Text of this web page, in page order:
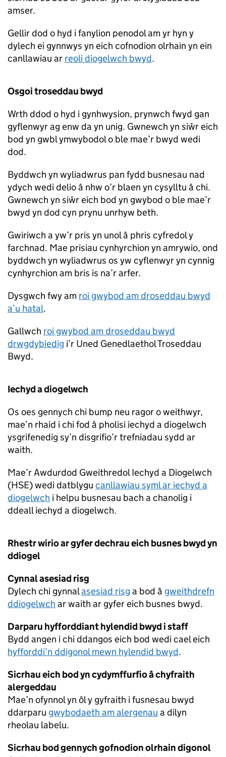
amser.
Gellir dod o hyd i fanylion penodol am yr hyn y
dylech ei gynnwys yn eich cofnodion olrhain yn ein
canllawiau ar reoli diogelwch bwyd.
Osgoi troseddau bwyd
Wrth ddod o hyd i gynhwysion, prynwch fwyd gan
gyflenwyr ag enw da yn unig. Gwnewch yn siŵr eich
bod yn gwbl ymwybodol o ble mae’r bwyd wedi
dod.
Byddwch yn wyliadwrus pan fydd busnesau nad
ydych wedi delio â nhw o’r blaen yn cysylltu â chi.
Gwnewch yn siŵr eich bod yn gwybod o ble mae’r
bwyd yn dod cyn prynu unrhyw beth.
Gwiriwch a yw’r pris yn unol â phris cyfredol y
farchnad. Mae prisiau cynhyrchion yn amrywio, ond
byddwch yn wyliadwrus os yw cyflenwyr yn cynnig
cynhyrchion am bris is na’r arfer.
Dysgwch fwy am roi gwybod am droseddau bwyd
a’u hatal.
Gallwch roi gwybod am droseddau bwyd
drwgdybiedig i’r Uned Genedlaethol Troseddau
Bwyd.
Iechyd a diogelwch
Os oes gennych chi bump neu ragor o weithwyr,
mae’n rhaid i chi fod â pholisi iechyd a diogelwch
ysgrifenedig sy’n disgrifio’r trefniadau sydd ar
waith.
Mae’r Awdurdod Gweithredol Iechyd a Diogelwch
(HSE) wedi datblygu canllawiau syml ar iechyd a
diogelwch i helpu busnesau bach a chanolig i
ddeall iechyd a diogelwch.
Rhestr wirio ar gyfer dechrau eich busnes bwyd yn
ddiogel
Cynnal asesiad risg
Dylech chi gynnalasesiad risg a bod â gweithdrefn
ddiogelwch ar waith ar gyfer eich busnes bwyd.
Darparu hyfforddiant hylendid bwyd i staff
Bydd angen i chi ddangos eich bod wedi cael eich
hyfforddi’n ddigonol mewn hylendid bwyd.
Sicrhau eich bod yn cydymffurfio â chyfraith
alergeddau
Mae’n ofynnol yn ôl y gyfraith i fusnesau bwyd
ddarparu gwybodaeth am alergenau a dilyn
rheolau labelu.
Sicrhau bod gennych gofnodion olrhain digonol